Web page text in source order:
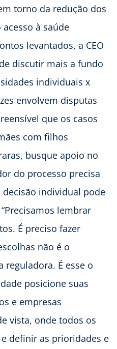
torno da redução dos
à saúde
levantados, a CEO
discutir mais a fundo
individuais x
envolvem disputas
que os casos
com filhos
busque apoio no
do processo precisa
individual pode
lembrar
É preciso fazer
não é o
reguladora. É esse o
posicione suas
e empresas
vista, onde todos os
definir as prioridades e